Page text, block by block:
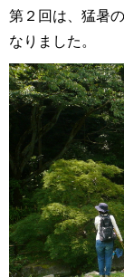
第２回は、猛暑
なりました。